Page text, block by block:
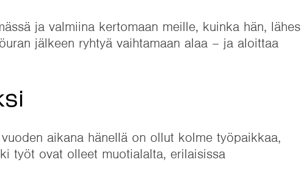
ja valmiina kertomaan meille, kuinka hän, lähes
jälkeen ryhtyä vaihtamaan alaa – ja aloittaa
aikana hänellä on ollut kolme työpaikkaa,
työt ovat olleet muotialalta, erilaisissa